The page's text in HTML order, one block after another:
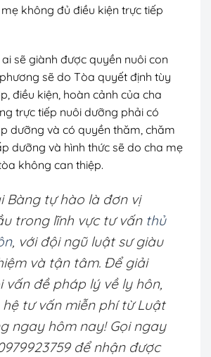
không đủ điều kiện trực tiếp
sẽ giành được quyền nuôi con
sẽ do Tòa quyết định tùy
điều kiện, hoàn cảnh của cha
trực tiếp nuôi dưỡng phải có
dưỡng và có quyền thăm, chăm
dưỡng và hình thức sẽ do cha mẹ
không can thiệp.
Bàng tự hào là đơn vị
trong lĩnh vực tư vấn thủ
, với đội ngũ luật sư giàu
và tận tâm. Để giải
vấn đề pháp lý về ly hôn,
tư vấn miễn phí từ Luật
ngay hôm nay! Gọi ngay
để nhận được